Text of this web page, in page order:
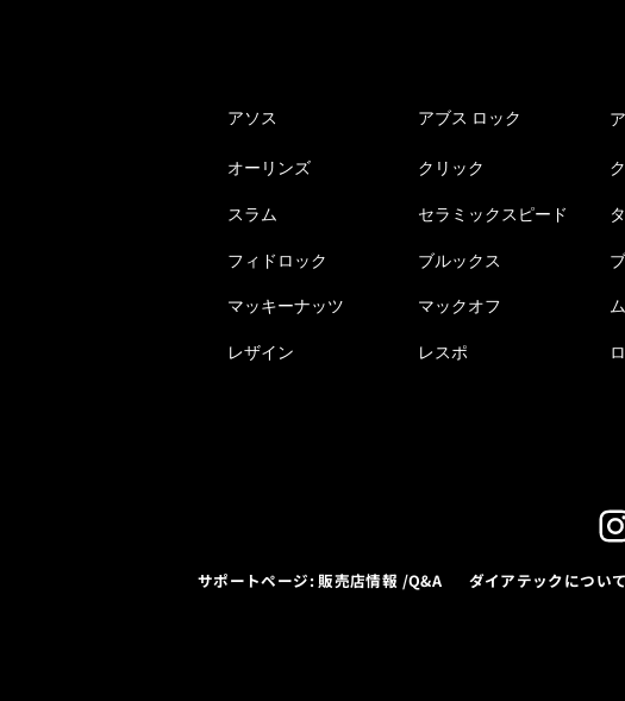
アソス アブス ロック
オーリンズ クリック
スラム セラミックスピード
フィドロック ブルックス
マッキーナッツ マックオフ
レザイン レスポ
サポートページ: 販売店情報 /Q&A ダイアテックについて